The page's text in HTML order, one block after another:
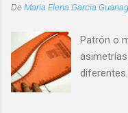
DeMaria Elena Garcia
Patrón o
nuestra